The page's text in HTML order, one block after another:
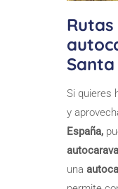
Santa
Si quieres
y
España,
una